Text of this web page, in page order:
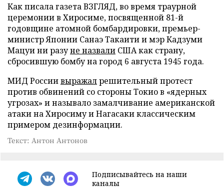
Как писала газета ВЗГЛЯД, во время траурной
церемонии в Хиросиме, посвященной 81-й
годовщине атомной бомбардировки, премьер-
министр Японии Санаэ Такаити и мэр Кадзуми
Мацуи ни разуне назвали США как страну,
сбросившую бомбу на город 6 августа 1945 года.
МИД Россиивыражалрешительный протест
против обвинений со стороны Токио в «ядерных
угрозах» и называло замалчивание американской
атаки на Хиросиму и Нагасаки классическим
примером дезинформации.
Текст: Антон Антонов
Подписывайтесь на наши
каналы